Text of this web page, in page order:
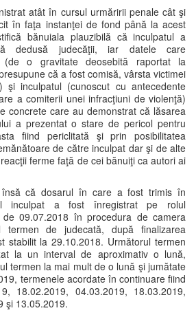
atât în cursul urmăririi penale cât şi
în faţa instanţei de fond până la acest
bănuiala plauzibilă că inculpatul a
dedusă judecăţii, iar datele care
(de o gravitate deosebită raportat la
că a fost comisă, vârsta victimei
şi inculpatul (cunoscut cu antecedente
a comiterii unei infracţiuni de violenţă)
concrete care au demonstrat că lăsarea
a prezentat o stare de pericol pentru
fiind periclitată şi prin posibilitatea
de către inculpat dar şi de alte
ferme faţă de cei bănuiţi ca autori ai
însă că dosarul în care a fost trimis în
inculpat a fost înregistrat pe rolul
09.07.2018 în procedura de camera
termen de judecată, după finalizarea
stabilit la 29.10.2018. Următorul termen
la un interval de aproximativ o lună,
termen la mai mult de o lună şi jumătate
termenele acordate în continuare fiind
18.02.2019, 04.03.2019, 18.03.2019,
şi 13.05.2019.